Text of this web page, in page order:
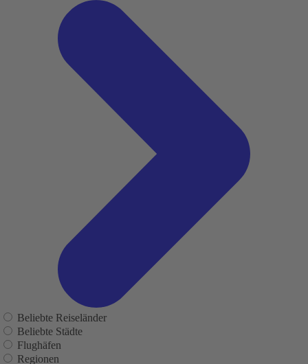
Beliebte Reiseländer
Beliebte Städte
Flughäfen
Regionen